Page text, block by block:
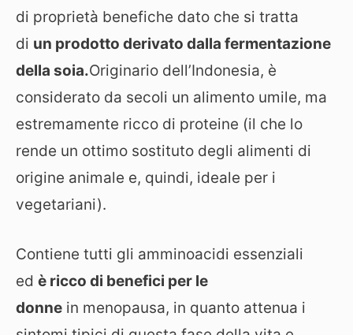
di proprietà benefiche dato che si tratta
di un prodotto derivato dalla fermentazione
della soia.Originario dell’Indonesia, è
considerato da secoli un alimento umile, ma
estremamente ricco di proteine (il che lo
rende un ottimo sostituto degli alimenti di
origine animale e, quindi, ideale per i
vegetariani).
Contiene tutti gli amminoacidi essenziali
ed è ricco di benefici per le
donne in menopausa, in quanto attenua i